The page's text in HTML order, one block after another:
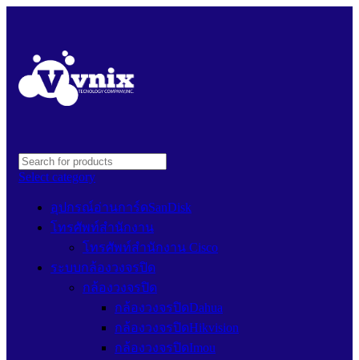
Select category
อุปกรณ์อ่านการ์ดSanDisk
โทรศัพท์สำนักงาน
โทรศัพท์สำนักงาน Cisco
ระบบกล้องวงจรปิด
กล้องวงจรปิด
กล้องวงจรปิดDahua
กล้องวงจรปิดHikvision
กล้องวงจรปิดImou